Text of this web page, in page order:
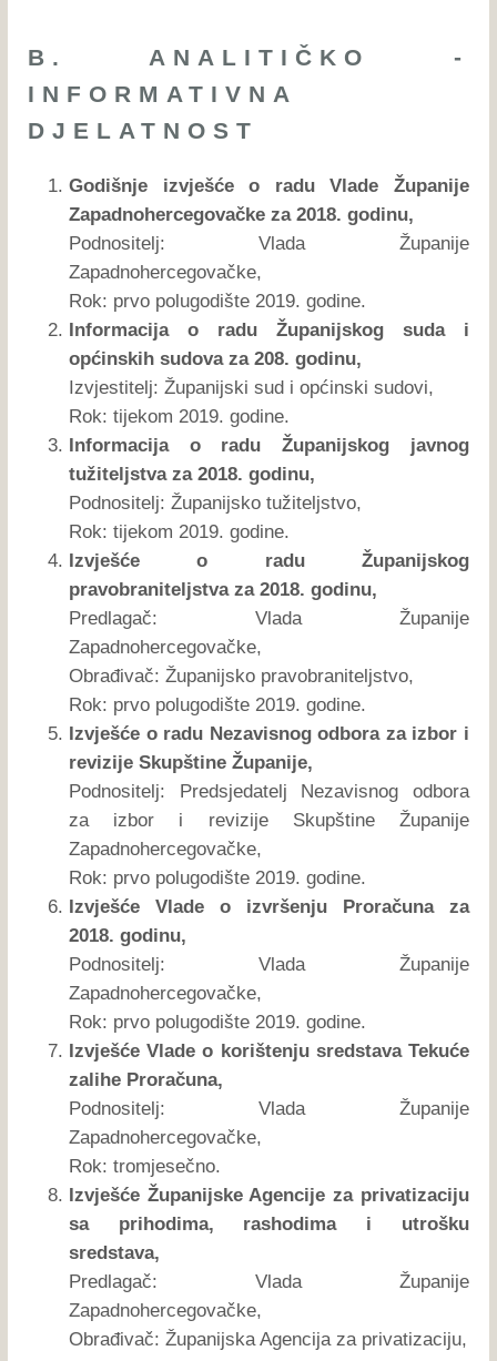
B. ANALITIČKO -
INFORMATIVNA
DJELATNOST
Godišnje izvješće o radu Vlade Županije
Zapadnohercegovačke za 2018. godinu,
Podnositelj: Vlada Županije
Zapadnohercegovačke,
Rok: prvo polugodište 2019. godine.
Informacija o radu Županijskog suda i
općinskih sudova za 208. godinu,
Izvjestitelj: Županijski sud i općinski sudovi,
Rok: tijekom 2019. godine.
Informacija o radu Županijskog javnog
tužiteljstva za 2018. godinu,
Podnositelj: Županijsko tužiteljstvo,
Rok: tijekom 2019. godine.
Izvješće o radu Županijskog
pravobraniteljstva za 2018. godinu,
Predlagač: Vlada Županije
Zapadnohercegovačke,
Obrađivač: Županijsko pravobraniteljstvo,
Rok: prvo polugodište 2019. godine.
Izvješće o radu Nezavisnog odbora za izbor i
revizije Skupštine Županije,
Podnositelj: Predsjedatelj Nezavisnog odbora
za izbor i revizije Skupštine Županije
Zapadnohercegovačke,
Rok: prvo polugodište 2019. godine.
Izvješće Vlade o izvršenju Proračuna za
2018. godinu,
Podnositelj: Vlada Županije
Zapadnohercegovačke,
Rok: prvo polugodište 2019. godine.
Izvješće Vlade o korištenju sredstava Tekuće
zalihe Proračuna,
Podnositelj: Vlada Županije
Zapadnohercegovačke,
Rok: tromjesečno.
Izvješće Županijske Agencije za privatizaciju
sa prihodima, rashodima i utrošku
sredstava,
Predlagač: Vlada Županije
Zapadnohercegovačke,
Obrađivač: Županijska Agencija za privatizaciju,